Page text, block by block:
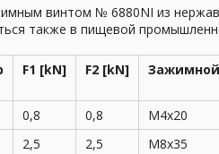
винтом № 6880NI из
также в пищевой
F1 [kN] F2 [kN]
0,8 0,8 M4x20
2,5 2,5 M8x35